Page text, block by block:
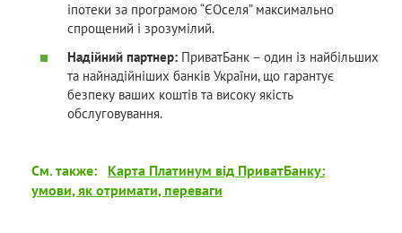
іпотеки за програмою “ЄОселя” максимально
спрощений і зрозумілий.
Надійний партнер: ПриватБанк – один із найбільших
та найнадійніших банків України, що гарантує
безпеку ваших коштів та високу якість
обслуговування.
См. также:
Карта Платинум від ПриватБанку:
умови, як отримати, переваги